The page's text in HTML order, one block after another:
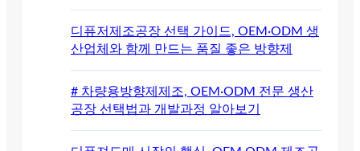
디퓨저제조공장 선택 가이드, OEM·ODM 생
산업체와 함께 만드는 품질 좋은 방향제
# 차량용방향제제조, OEM·ODM 전문 생산
공장 선택법과 개발과정 알아보기